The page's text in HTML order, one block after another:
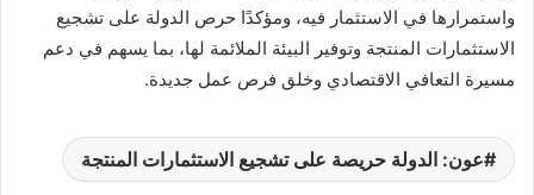
واستمرارها في الاستثمار فيه، ومؤكدًا حرص الدولة على تشجيع
الاستثمارات المنتجة وتوفير البيئة الملائمة لها، بما يسهم في دعم
مسيرة التعافي الاقتصادي وخلق فرص عمل جديدة.
عون: الدولة حريصة على تشجيع الاستثمارات المنتجة